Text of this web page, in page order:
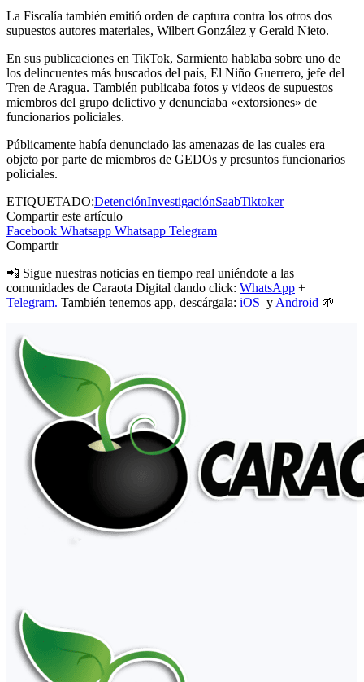
La Fiscalía también emitió orden de captura contra los otros dos
supuestos autores materiales, Wilbert González y Gerald Nieto.
En sus publicaciones en TikTok, Sarmiento hablaba sobre uno de
los delincuentes más buscados del país, El Niño Guerrero, jefe del
Tren de Aragua. También publicaba fotos y videos de supuestos
miembros del grupo delictivo y denunciaba «extorsiones» de
funcionarios policiales.
Públicamente había denunciado las amenazas de las cuales era
objeto por parte de miembros de GEDOs y presuntos funcionarios
policiales.
ETIQUETADO:DetenciónInvestigaciónSaabTiktoker
Compartir este artículo
Facebook Whatsapp Whatsapp Telegram
Compartir
📲 Sigue nuestras noticias en tiempo real uniéndote a las
comunidades de Caraota Digital dando click: WhatsApp +
Telegram. También tenemos app, descárgala: iOS y Android 🌱